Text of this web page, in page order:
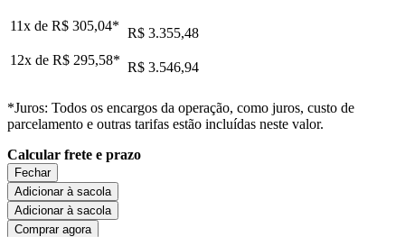
11x de R$ 305,04* R$ 3.355,48
12x de R$ 295,58* R$ 3.546,94
*Juros: Todos os encargos da operação, como juros, custo de
parcelamento e outras tarifas estão incluídas neste valor.
Calcular frete e prazo
Fechar
Adicionar à sacola
Adicionar à sacola
Comprar agora